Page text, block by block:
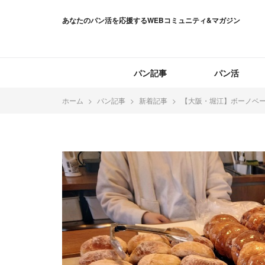
あなたのパン活を応援するWEBコミュニティ&マガジン
パン記事 パン活
ホーム パン記事 新着記事 【大阪・堀江】ボーノ